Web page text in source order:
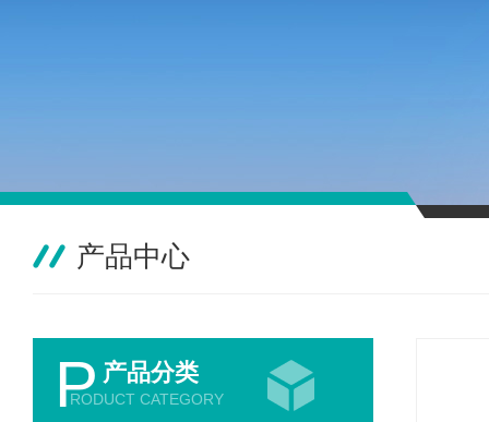
产品中心
P 产品分类
RODUCT CATEGORY